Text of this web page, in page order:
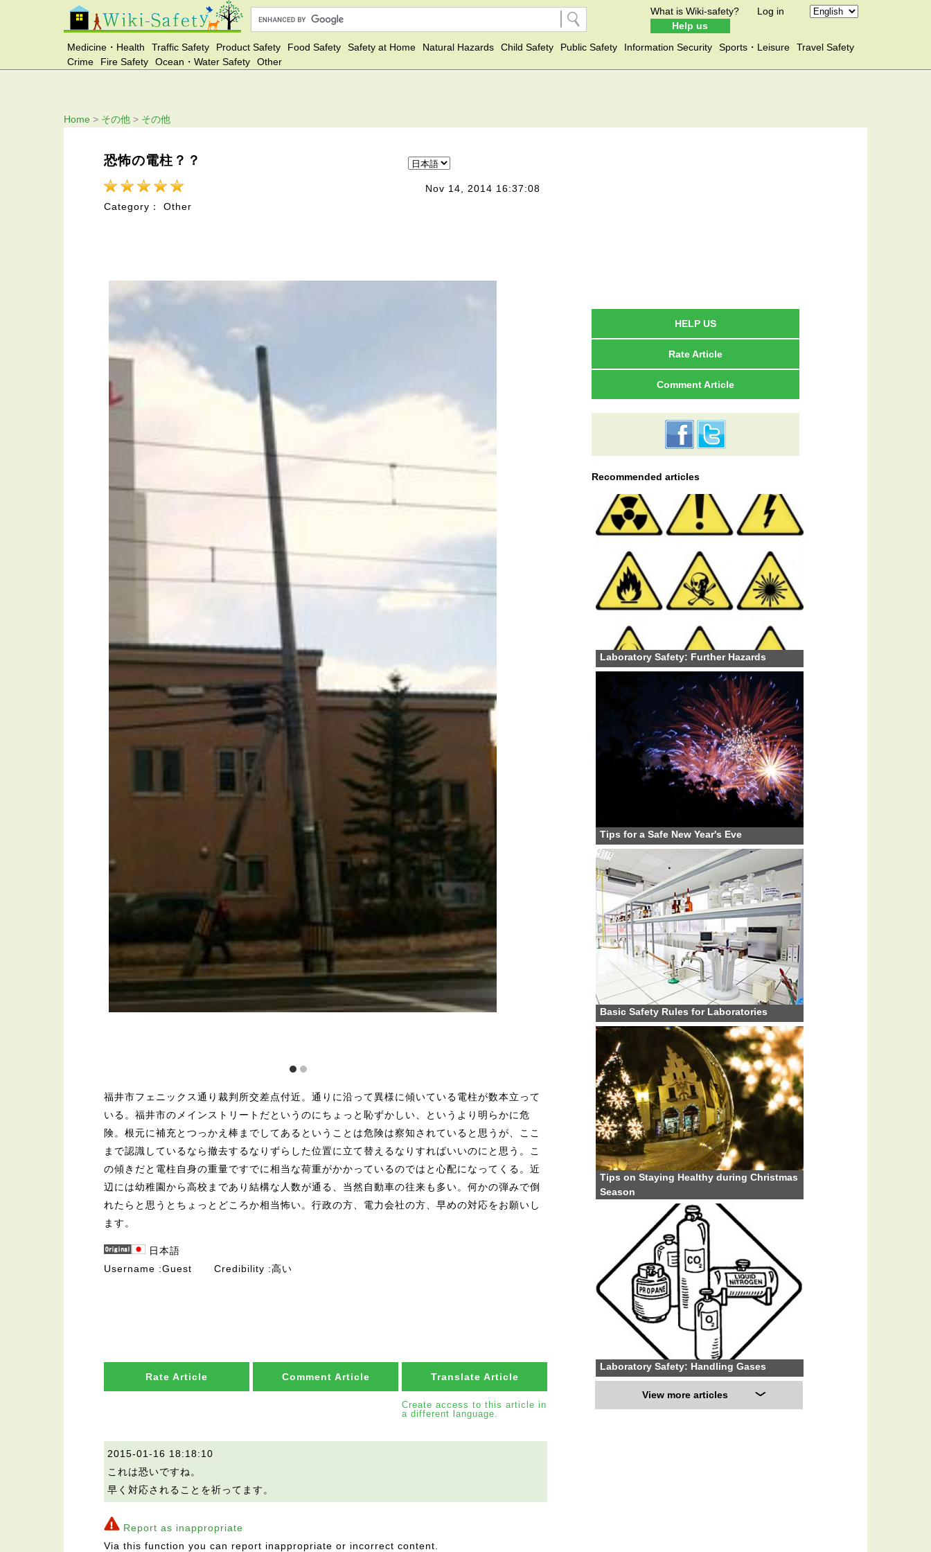
What is Wiki-safety?
Help us
Log in
Medicine・Health Traffic Safety Product Safety Food Safety Safety at Home Natural Hazards Child Safety Public Safety Information Security Sports・Leisure
Travel Safety
Crime
Fire Safety Ocean・Water Safety Other
Home > その他 > その他
恐怖の電柱？？
Nov 14, 2014 16:37:08
Category： Other
福井市フェニックス通り裁判所交差点付近。通りに沿って異様に傾いている電柱が数本立って
いる。福井市のメインストリートだというのにちょっと恥ずかしい、というより明らかに危
険。根元に補充とつっかえ棒までしてあるということは危険は察知されていると思うが、ここ
まで認識しているなら撤去するなりずらした位置に立て替えるなりすればいいのにと思う。こ
の傾きだと電柱自身の重量ですでに相当な荷重がかかっているのではと心配になってくる。近
辺には幼稚園から高校まであり結構な人数が通る、当然自動車の往来も多い。何かの弾みで倒
れたらと思うとちょっとどころか相当怖い。行政の方、電力会社の方、早めの対応をお願いし
ます。
日本語
Username
Guest Credibility 高い
Rate Article Comment Article Translate Article
Create access to this article in
a different language.
2015-01-16 18:18:10
これは恐いですね。
早く対応されることを祈ってます。
Report as inappropriate
Via this function you can report inappropriate or incorrect content.
HELP US
Rate Article
Comment Article
Recommended articles
Laboratory Safety: Further Hazards
Tips for a Safe New Year's Eve
Basic Safety Rules for Laboratories
Tips on Staying Healthy during Christmas
Season
Laboratory Safety: Handling Gases
View more articles